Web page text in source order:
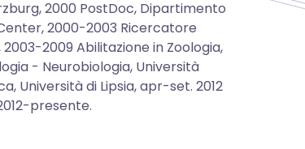
2000 PostDoc, Dipartimento
2000-2003 Ricercatore
2009 Abilitazione in Zoologia,
- Neurobiologia, Università
Università di Lipsia, apr-set. 2012
presente.